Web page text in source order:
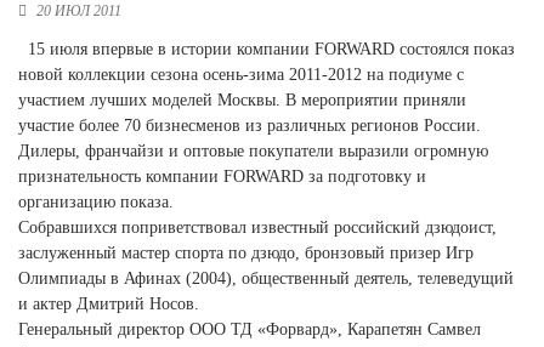
Санкт-Петербург и ЛО (3)
Саратовская область (1)
Свердловская область (5)
Северная Осетия (2)
Смоленская область (1)
Ставропольский край (5)
Томская область (1)
Тульская область (1)
Тюменская область (3)
Хакасия (1)
20 ИЮЛ 2011
15 июля впервые в истории компании FORWARD состоялся показ
новой коллекции сезона осень-зима 2011-2012 на подиуме с
участием лучших моделей Москвы. В мероприятии приняли
участие более 70 бизнесменов из различных регионов России.
Дилеры, франчайзи и оптовые покупатели выразили огромную
признательность компании FORWARD за подготовку и
организацию показа.
Собравшихся поприветствовал известный российский дзюдоист,
заслуженный мастер спорта по дзюдо, бронзовый призер Игр
Олимпиады в Афинах (2004), общественный деятель, телеведущий
и актер Дмитрий Носов.
Генеральный директор ООО ТД «Форвард», Карапетян Самвел